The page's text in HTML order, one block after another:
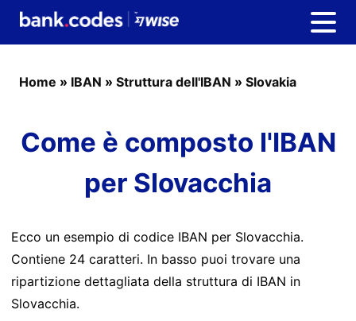
Home » IBAN » Struttura dell'IBAN » Slovakia
Come è composto l'IBAN
per Slovacchia
Ecco un esempio di codice IBAN per Slovacchia.
Contiene 24 caratteri. In basso puoi trovare una
ripartizione dettagliata della struttura di IBAN in
Slovacchia.